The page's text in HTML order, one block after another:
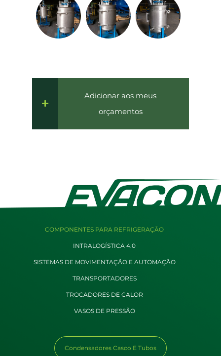
Adicionar aos meus
orçamentos
COMPONENTES PARA REFRIGERAÇÃO
INTRALOGÍSTICA 4.0
SISTEMAS DE MOVIMENTAÇÃO E AUTOMAÇÃO
TRANSPORTADORES
TROCADORES DE CALOR
VASOS DE PRESSÃO
Condensadores Casco E Tubos